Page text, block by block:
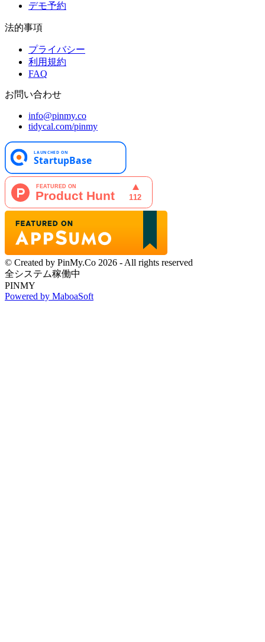
デモ予約
法的事項
プライバシー
利用規約
FAQ
お問い合わせ
info@pinmy.co
tidycal.com/pinmy
© Created by PinMy.Co 2026 - All rights reserved
全システム稼働中
PINMY
Powered by MaboaSoft